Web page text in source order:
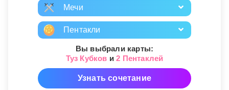
Мечи
Пентакли
Вы выбрали карты:
Туз Кубков и2 Пентаклей
Узнать сочетание